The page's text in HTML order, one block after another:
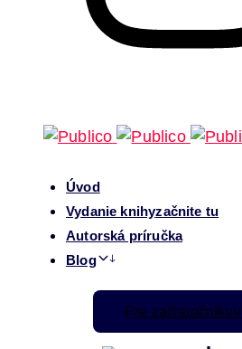
Úvod
Vydanie knihyzačnite tu
Autorská príručka
Blog
Pre začiatočníkov